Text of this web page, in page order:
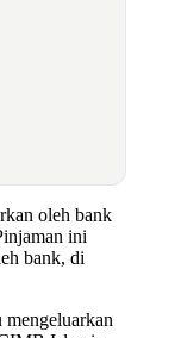
oleh bank
ini
bank, di